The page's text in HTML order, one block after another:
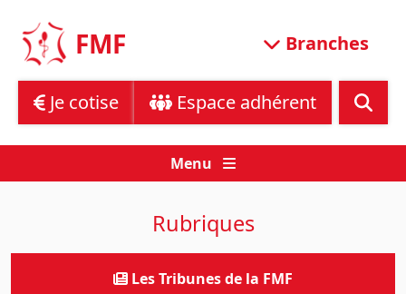
content
FMF Branches
Je cotise Espace adhérent
Menu
Rubriques
Les Tribunes de la FMF